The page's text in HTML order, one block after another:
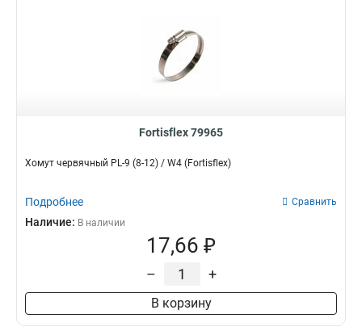
Fortisflex 79965
Хомут червячный PL-9 (8-12) / W4 (Fortisflex)
Подробнее Сравнить
Наличие: В наличии
17,66 ₽
– +
В корзину